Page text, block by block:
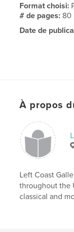
Format choisi:
# de pages: 80
Date de
À propos
Left Coast
throughout the
classical and